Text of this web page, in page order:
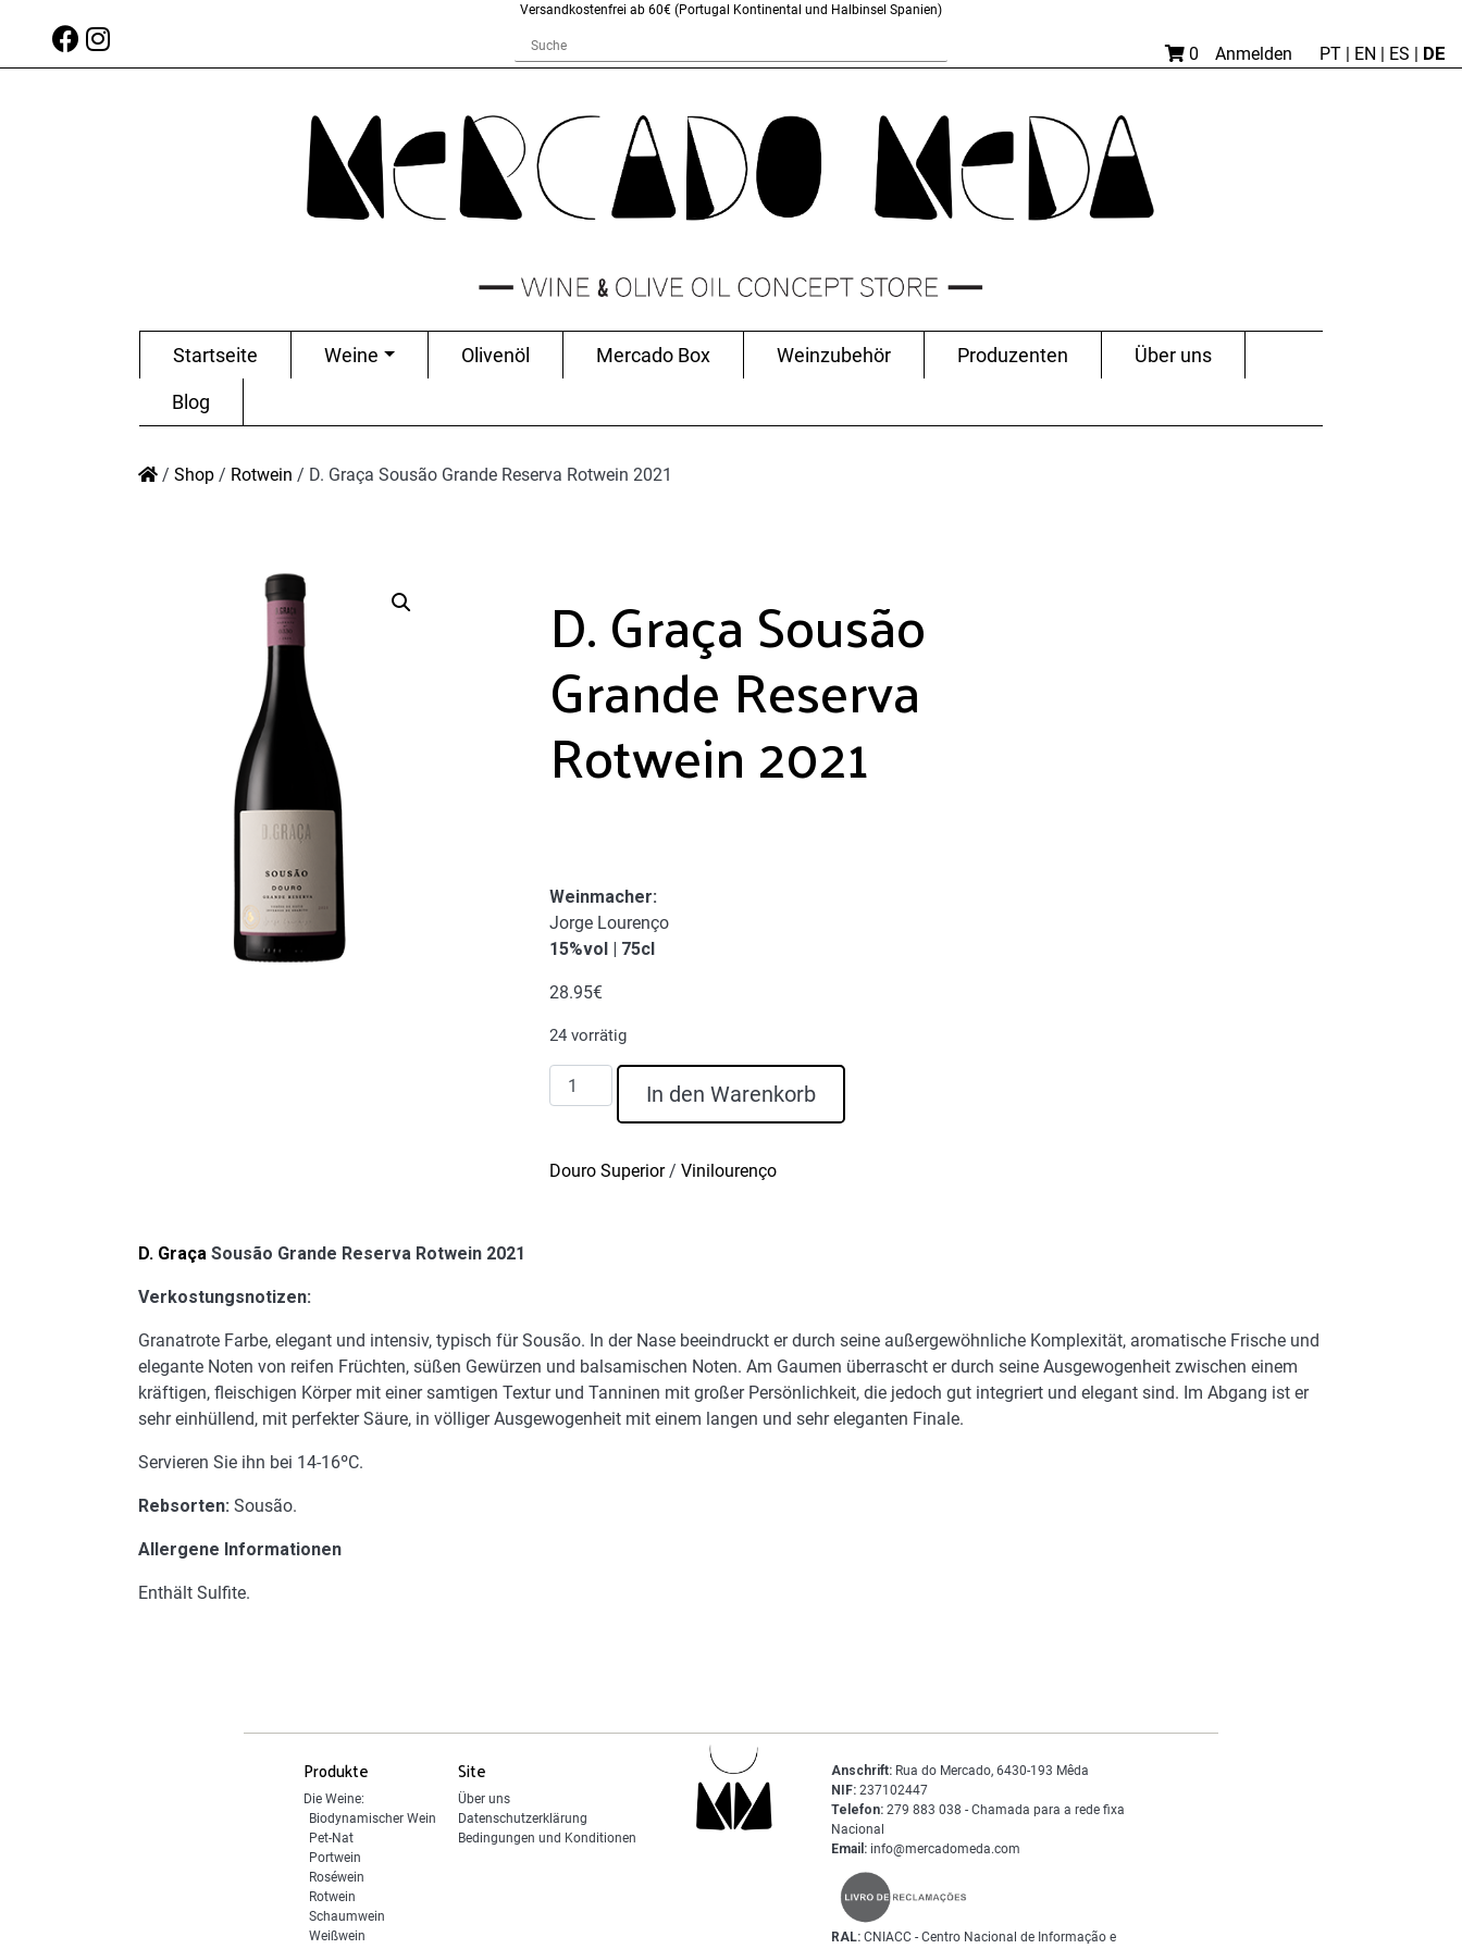
Versandkostenfrei ab 60€ (Portugal Kontinental und Halbinsel Spanien)
0 Anmelden PT | EN | ES | DE
Startseite Weine Olivenöl Mercado Box Weinzubehör Produzenten Über uns
Blog
/ Shop / Rotwein / D. Graça Sousão Grande Reserva Rotwein 2021
D. Graça Sousão
Grande Reserva
Rotwein 2021
Weinmacher:
Jorge Lourenço
15%vol | 75cl
28.95€
24 vorrätig
Graça
Reserva
In den Warenkorb
Douro Superior/ Vinilourenço
D. Graça Sousão Grande Reserva Rotwein 2021
Verkostungsnotizen:
Granatrote Farbe, elegant und intensiv, typisch für Sousão. In der Nase beeindruckt er durch seine außergewöhnliche Komplexität, aromatische Frische und
elegante Noten von reifen Früchten, süßen Gewürzen und balsamischen Noten. Am Gaumen überrascht er durch seine Ausgewogenheit zwischen einem
kräftigen, fleischigen Körper mit einer samtigen Textur und Tanninen mit großer Persönlichkeit, die jedoch gut integriert und elegant sind. Im Abgang ist er
sehr einhüllend, mit perfekter Säure, in völliger Ausgewogenheit mit einem langen und sehr eleganten Finale.
Servieren Sie ihn bei 14-16ºC.
Rebsorten: Sousão.
Allergene Informationen
Enthält Sulfite.
Produkte
Die Weine:
Biodynamischer Wein
Pet-Nat
Portwein
Roséwein
Rotwein
Schaumwein
Weißwein
Site
Über uns
Datenschutzerklärung
Bedingungen und Konditionen
Anschrift:Rua do Mercado, 6430-193 Mêda
NIF:237102447
Telefon:279 883 038 - Chamada para a rede fixa
Nacional
Email:info@mercadomeda.com
RAL:CNIACC - Centro Nacional de Informação e